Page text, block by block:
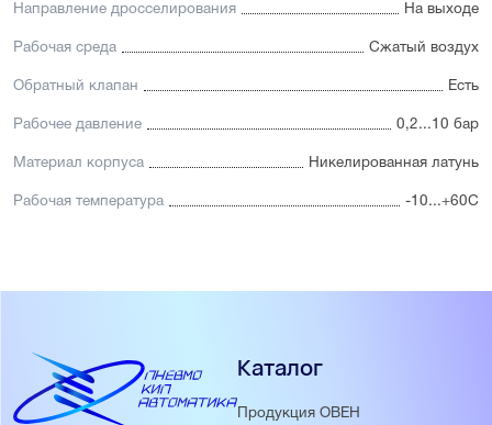
Направление дросселирования На выходе
Рабочая среда Сжатый воздух
Обратный клапан Есть
Рабочее давление 0,2...10 бар
Материал корпуса Никелированная латунь
Рабочая температура -10...+60С
Каталог
Продукция ОВЕН